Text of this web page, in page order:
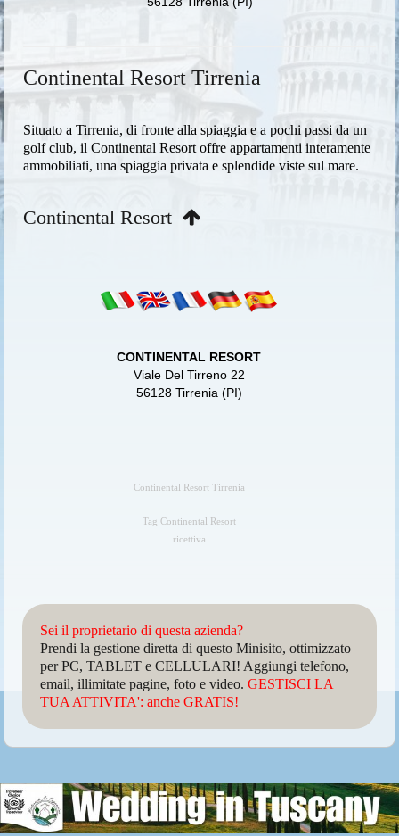
Continental Resort Tirrenia
Situato a Tirrenia, di fronte alla spiaggia e a pochi passi da un
golf club, il Continental Resort offre appartamenti interamente
ammobiliati, una spiaggia privata e splendide viste sul mare.
Continental Resort
CONTINENTAL RESORT
Viale Del Tirreno 22
56128 Tirrenia (PI)
Continental Resort Tirrenia
Tag Continental Resort
ricettiva
Sei il proprietario di questa azienda?
Prendi la gestione diretta di questo Minisito, ottimizzato
per PC, TABLET e CELLULARI! Aggiungi telefono,
email, illimitate pagine, foto e video.GESTISCI LA
TUA ATTIVITA': anche GRATIS!